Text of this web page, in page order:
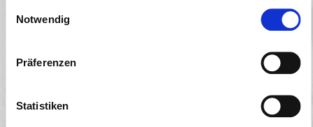
Notwendig
Präferenzen
Statistiken
tritt damit gegen internationale Schauspielergrößen wie
Kevin Costner („Hatfields & McCoys“) oder David
geht in der Kategorie Mini-Serie die Tandem-Produktion
„Die Tore der Welt“ in das Rennen um den begehrten